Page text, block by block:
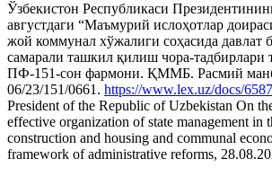
Ўзбекистон Республикаси
августдаги “Маъмурий ислоҳотлар
жой коммунал хўжалиги соҳасида давлат
самарали ташкил қилиш чора-тадбирлари
ПФ-151-сон фармони. ҚММБ. Расмий
06/23/151/0661. https://www.lex.uz/docs/
President of the Republic of Uzbekistan On
effective organization of state management in
construction and housing and communal
framework of administrative reforms,